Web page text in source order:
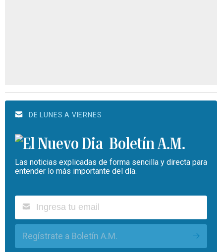
DE LUNES A VIERNES
Boletín A.M.
Las noticias explicadas de forma sencilla y directa para
entender lo más importante del día.
Regístrate a Boletín A.M.